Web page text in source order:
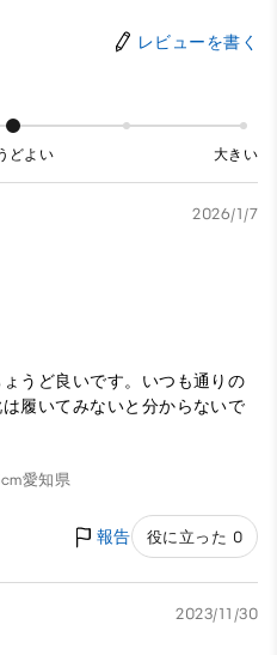
レビューを書く
どよい 大きい
2026/1/7
うど良いです。いつも通りの
履いてみないと分からないで
愛知県
報告 役に立った 0
2023/11/30